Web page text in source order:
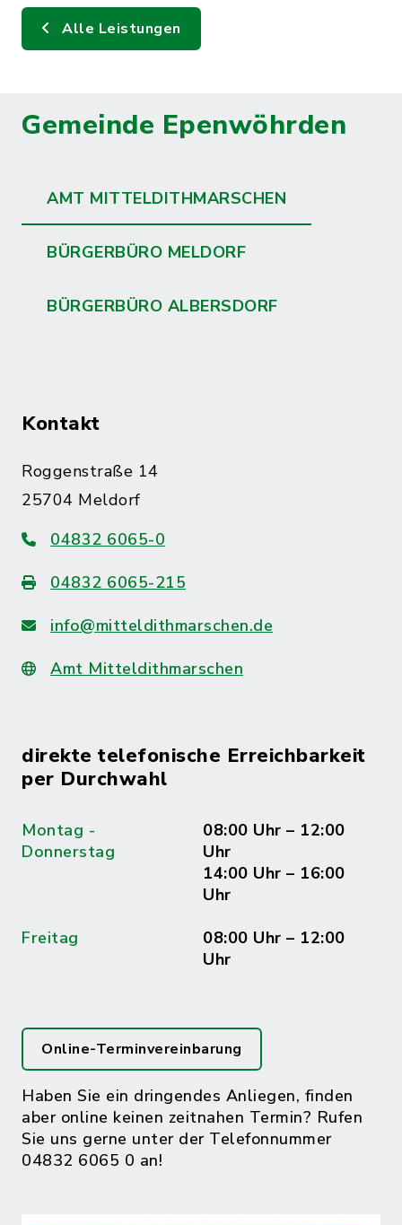
Alle Leistungen
Gemeinde Epenwöhrden
AMT MITTELDITHMARSCHEN
BÜRGERBÜRO MELDORF
BÜRGERBÜRO ALBERSDORF
Kontakt
Roggenstraße 14
25704 Meldorf
04832 6065-0
04832 6065-215
info@mitteldithmarschen.de
Amt Mitteldithmarschen
direkte telefonische Erreichbarkeit
per Durchwahl
Montag -
Donnerstag
08:00 Uhr – 12:00
Uhr
14:00 Uhr – 16:00
Uhr
Freitag
08:00 Uhr – 12:00
Uhr
Online-Terminvereinbarung
Haben Sie ein dringendes Anliegen, finden
aber online keinen zeitnahen Termin? Rufen
Sie uns gerne unter der Telefonnummer
04832 6065 0 an!